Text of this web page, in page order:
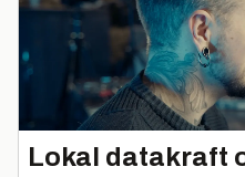
Lokal datakraft